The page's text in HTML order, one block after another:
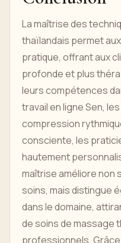
La maîtrise des
thaïlandais permet
pratique, offrant aux
profonde et plus
leurs compétences
travail en ligne Sen,
compression
consciente, les
hautement
maîtrise améliore non
soins, mais distingue
dans le domaine,
de soins de massage
professionnels.